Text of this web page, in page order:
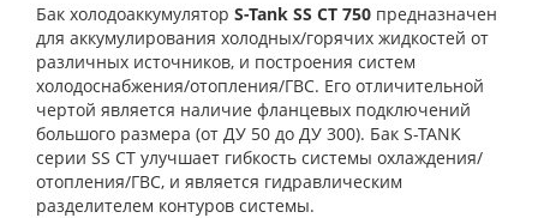
Бак холодоаккумулятор S-Tank SS CT 750 предназначен
для аккумулирования холодных/горячих жидкостей от
различных источников, и построения систем
холодоснабжения/отопления/ГВС. Его отличительной
чертой является наличие фланцевых подключений
большого размера (от ДУ 50 до ДУ 300). Бак S-TANK
серии SS СT улучшает гибкость системы охлаждения/
отопления/ГВС, и является гидравлическим
разделителем контуров системы.